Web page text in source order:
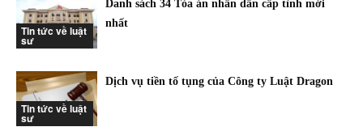
Tin tức về luật
sư
Danh sách 34 Tòa án nhân dân cấp tỉnh mới
nhất
Tin tức về luật
sư
Dịch vụ tiền tố tụng của Công ty Luật Dragon